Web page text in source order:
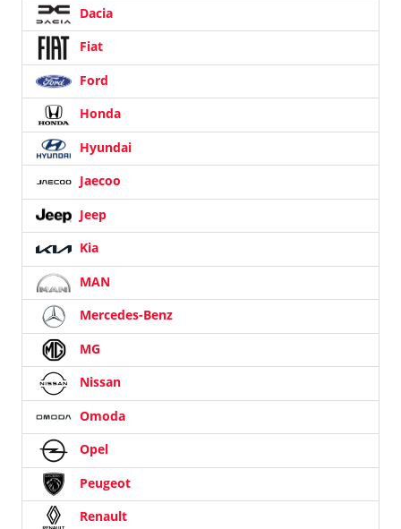
Dacia
Fiat
Ford
Honda
Hyundai
Jaecoo
Jeep
Kia
MAN
Mercedes-Benz
MG
Nissan
Omoda
Opel
Peugeot
Renault